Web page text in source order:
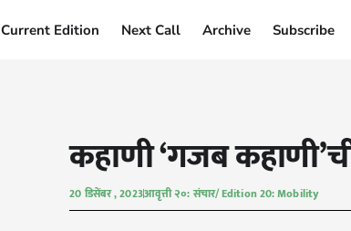
Current Edition Next Call Archive Subscribe
कहाणी ‘गजब कहाणी’ची
20 डिसेंबर , 2023आवृत्ती २०: संचार/ Edition 20: Mobility